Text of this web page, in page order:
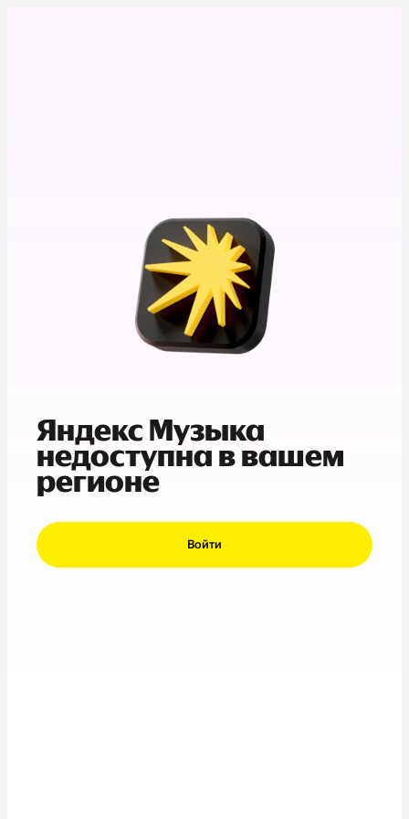
Яндекс Музыка
недоступна в вашем
регионе
Войти